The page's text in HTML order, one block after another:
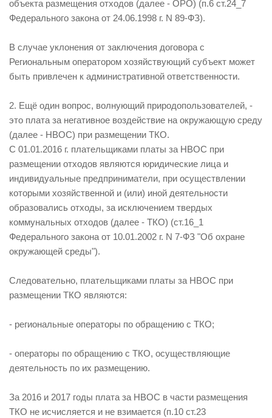
объекта размещения отходов (далее - ОРО) (п.6 ст.24_7
Федерального закона от 24.06.1998 г. N 89-ФЗ).
В случае уклонения от заключения договора с
Региональным оператором хозяйствующий субъект может
быть привлечен к административной ответственности.
2. Ещё один вопрос, волнующий природопользователей, -
это плата за негативное воздействие на окружающую среду
(далее - НВОС) при размещении ТКО.
С 01.01.2016 г. плательщиками платы за НВОС при
размещении отходов являются юридические лица и
индивидуальные предприниматели, при осуществлении
которыми хозяйственной и (или) иной деятельности
образовались отходы, за исключением твердых
коммунальных отходов (далее - ТКО) (ст.16_1
Федерального закона от 10.01.2002 г. N 7-ФЗ "Об охране
окружающей среды").
Следовательно, плательщиками платы за НВОС при
размещении ТКО являются:
- региональные операторы по обращению с ТКО;
- операторы по обращению с ТКО, осуществляющие
деятельность по их размещению.
За 2016 и 2017 годы плата за НВОС в части размещения
ТКО не исчисляется и не взимается (п.10 ст.23